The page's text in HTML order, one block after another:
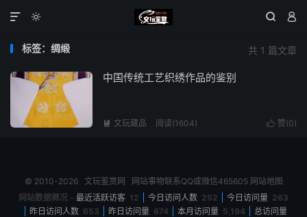
  

共 1 篇文章
标签：绸缎
中国传统工艺织绣作品的鉴别
 赞(0)
 文玩藏品 阅读(1604)
© 2010-2026 文玩鉴赏网 网站事物联系QQ或微信465605 网站地图
网站数据概况 - 最近活跃访客 12 今日访问人数 252 今日访问量 263
昨日访问人数 653 昨日访问量 674 本月访问量 5,194
总访问量